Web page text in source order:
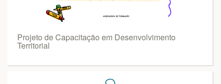
Projeto de Capacitação em Desenvolvimento
Territorial